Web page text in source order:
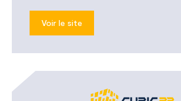
Voir le site